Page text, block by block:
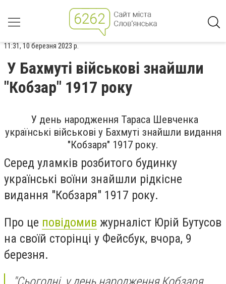
11:31, 10 березня 2023 р.
У Бахмуті військові знайшли
"Кобзар" 1917 року
У день народження Тараса Шевченка
українські військові у Бахмуті знайшли видання
"Кобзаря" 1917 року.
Серед уламків розбитого будинку
українські воїни знайшли рідкісне
видання "Кобзаря" 1917 року.
Про це повідомив журналіст Юрій Бутусов
на своїй сторінці у Фейсбук, вчора, 9
березня.